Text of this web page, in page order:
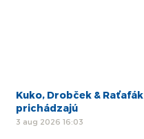
Kuko, Drobček & Raťafák
prichádzajú
3 aug 2026 16:03